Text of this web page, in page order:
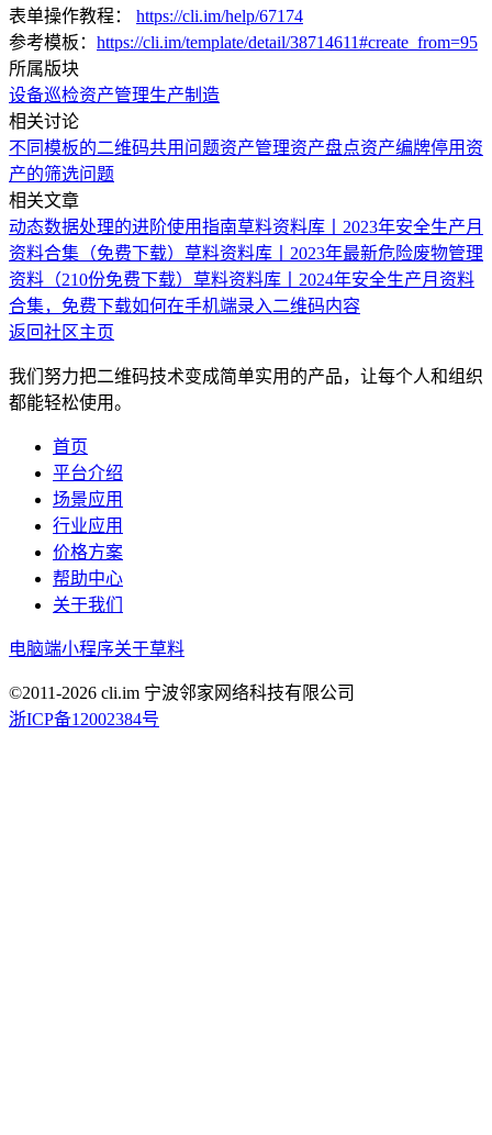
表单操作教程： https://cli.im/help/67174
参考模板： https://cli.im/template/detail/38714611#create_from=95
所属版块
设备巡检资产管理生产制造
相关讨论
不同模板的二维码共用问题资产管理资产盘点资产编牌停用资
产的筛选问题
相关文章
动态数据处理的进阶使用指南草料资料库丨2023年安全生产月
资料合集（免费下载） 草料资料库丨2023年最新危险废物管理
资料（210份免费下载） 草料资料库丨2024年安全生产月资料
合集，免费下载如何在手机端录入二维码内容
返回社区主页
我们努力把二维码技术变成简单实用的产品，让每个人和组织
都能轻松使用。
首页
平台介绍
场景应用
行业应用
价格方案
帮助中心
关于我们
电脑端小程序关于草料
©2011-2026 cli.im 宁波邻家网络科技有限公司
浙ICP备12002384号